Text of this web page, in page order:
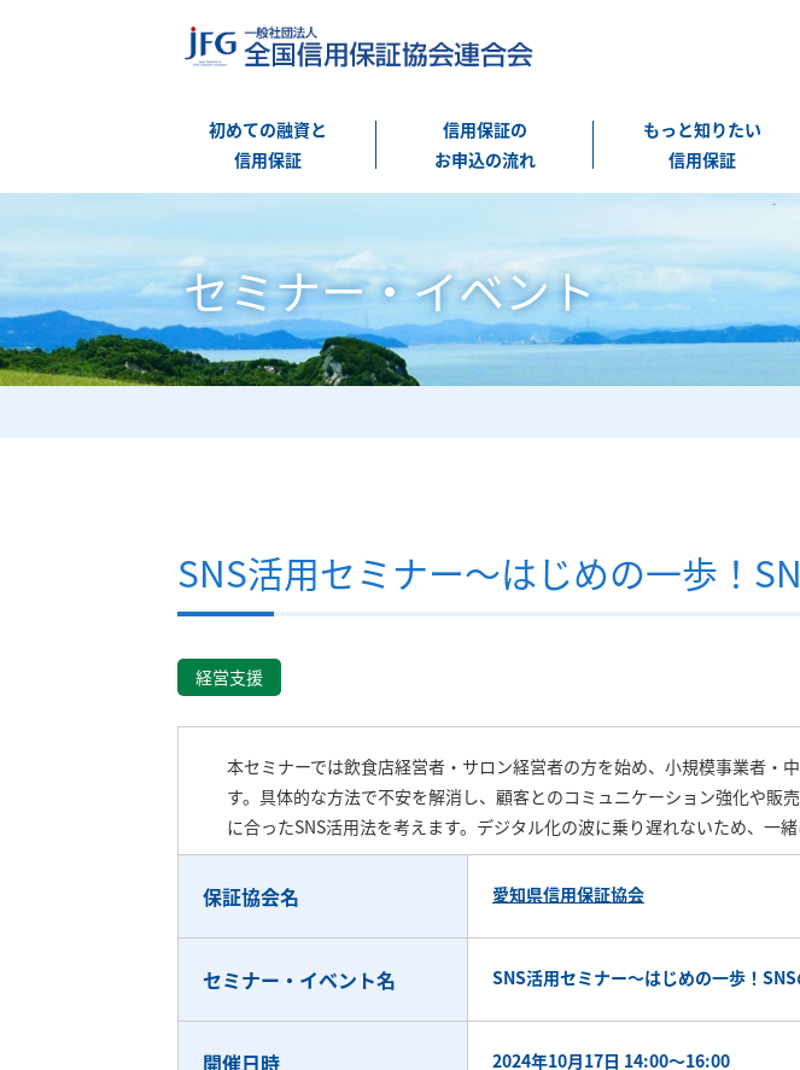
初めての融資と
信用保証
信用保証の
お申込の流れ
もっと知りたい
信用保証
セミナー・イベント
SNS活用セミナー～はじめの一歩！
経営支援
本セミナーでは飲食店経営者・サロン経営者の方を始め、小規模事業者
す。具体的な方法で不安を解消し、顧客とのコミュニケーション強化や
に合ったSNS活用法を考えます。デジタル化の波に乗り遅れないため、一
保証協会名 愛知県信用保証協会
セミナー・イベント名 SNS活用セミナー～はじめの一歩！
開催日時
2024年10月17日 14:00～16:00